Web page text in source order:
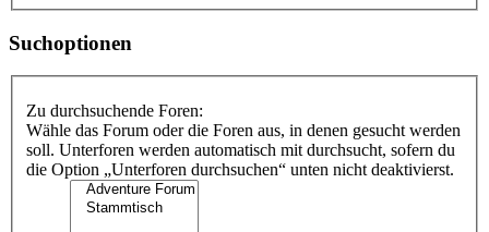
Suchoptionen
Zu durchsuchende Foren:
Wähle das Forum oder die Foren aus, in denen gesucht werden
soll. Unterforen werden automatisch mit durchsucht, sofern du
die Option „Unterforen durchsuchen“ unten nicht deaktivierst.